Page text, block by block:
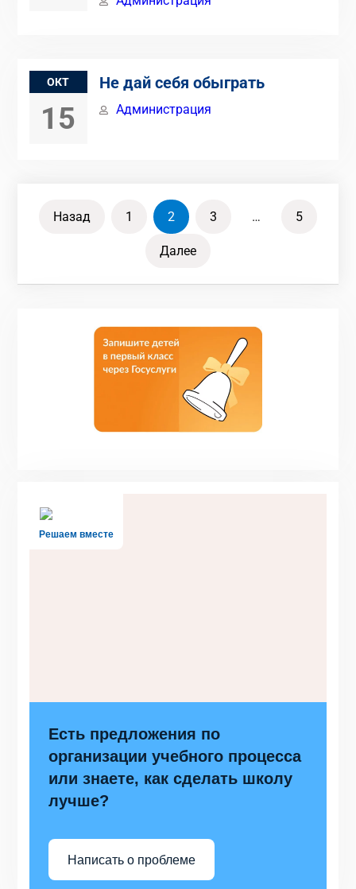
ОКТ
15
Не дай себя обыграть
Администрация
Пагинация
Назад 1 2 3 … 5
Далее
Решаем вместе
Есть предложения по
организации учебного процесса
или знаете, как сделать школу
лучше?
Написать о проблеме